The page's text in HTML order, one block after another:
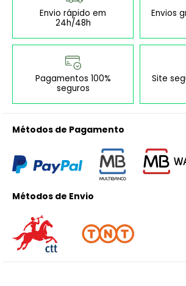
Envio rápido em
24h/48h
Envios
Pagamentos 100%
seguros
Site
Métodos de Pagamento
Métodos de Envio